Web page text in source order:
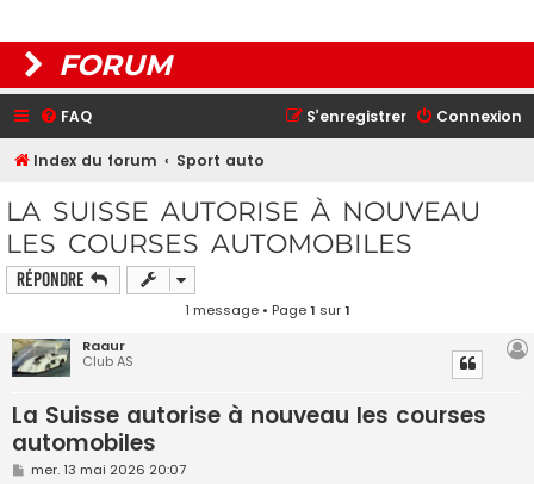
FORUM
FAQ Connexion
S’enregistrer
Index du forum Sport auto
LA SUISSE AUTORISE À NOUVEAU
LES COURSES AUTOMOBILES
Répondre
1 message • Page1 sur1
Raaur
Club AS
La Suisse autorise à nouveau les courses
automobiles
M
mer. 13 mai 2026 20:07